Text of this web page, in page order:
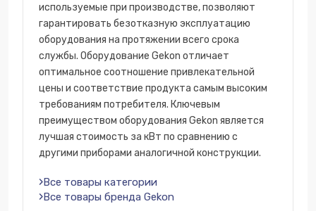
используемые при производстве, позволяют
гарантировать безотказную эксплуатацию
оборудования на протяжении всего срока
службы. Оборудование Gekon отличает
оптимальное соотношение привлекательной
цены и соответствие продукта самым высоким
требованиям потребителя. Ключевым
преимуществом оборудования Gekon является
лучшая стоимость за кВт по сравнению с
другими приборами аналогичной конструкции.
Все товары категории
Все товары бренда Gekon